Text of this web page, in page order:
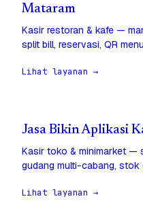
Mataram
Kasir restoran & kafe —
split bill, reservasi, QR
Lihat layanan →
Jasa Bikin Aplikasi
Kasir toko & minimarket —
gudang multi-cabang, stok
Lihat layanan →